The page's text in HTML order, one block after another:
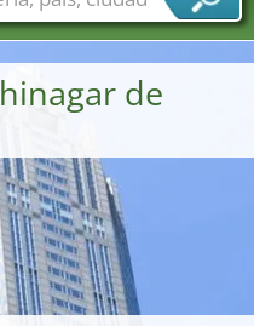
de
Ciudades